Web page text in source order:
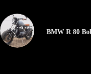
BMW R 80